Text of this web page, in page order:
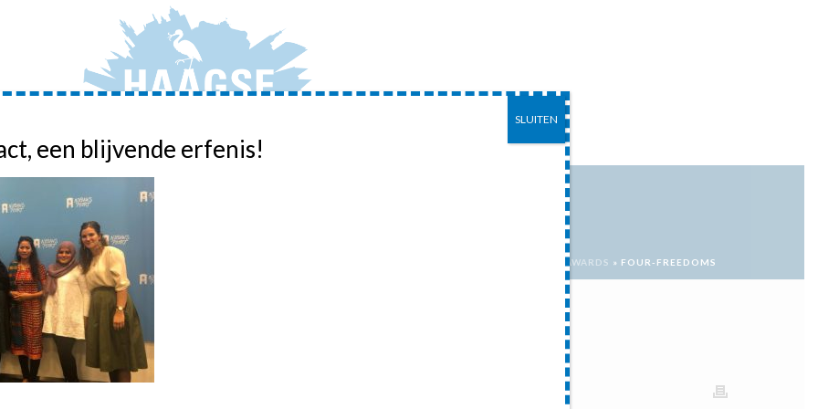
ADVIEZEN CONTACT
FOUR FREEDOMS THE HAGUE – ROOSEVELT AWARDS » FOUR-FREEDOMS
een blijvende erfenis!
SLUITEN